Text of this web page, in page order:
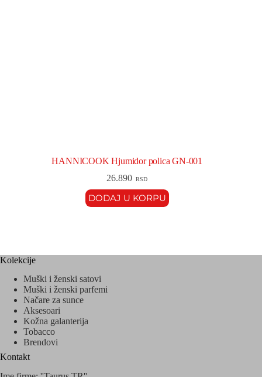
HANNICOOK Hjumidor polica GN-001
26.890 RSD
DODAJ U KORPU
Kolekcije
Muški i ženski satovi
Muški i ženski parfemi
Načare za sunce
Aksesoari
Kožna galanterija
Tobacco
Brendovi
Kontakt